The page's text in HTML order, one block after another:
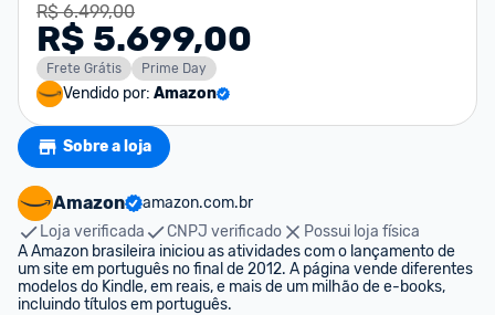
R$ 6.499,00
R$ 5.699,00
Frete Grátis Prime Day
Vendido por: Amazon
Sobre a loja
Amazon
amazon.com.br
Loja verificada
CNPJ verificado
Possui loja física
A Amazon brasileira iniciou as atividades com o lançamento de
um site em português no final de 2012. A página vende diferentes
modelos do Kindle, em reais, e mais de um milhão de e-books,
incluindo títulos em português.